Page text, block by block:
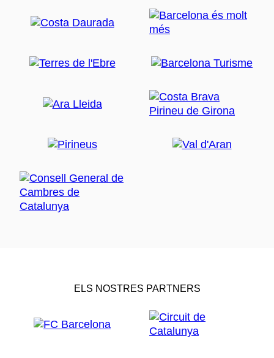
ELS NOSTRES PARTNERS